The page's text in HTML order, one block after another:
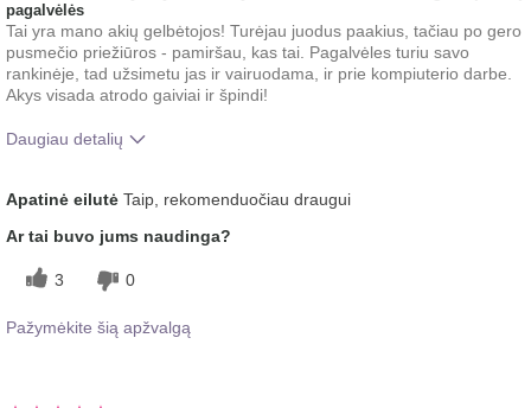
pagalvėlės
Tai yra mano akių gelbėtojos! Turėjau juodus paakius, tačiau po gero
pusmečio priežiūros - pamiršau, kas tai. Pagalvėles turiu savo
rankinėje, tad užsimetu jas ir vairuodama, ir prie kompiuterio darbe.
Akys visada atrodo gaiviai ir špindi!
Daugiau detalių
po šio produkto naudojimo?
Malonus pojūtis ant odos
Apatinė eilutė Taip, rekomenduočiau draugui
Ar tai buvo jums naudinga?
3 0
Pažymėkite šią apžvalgą